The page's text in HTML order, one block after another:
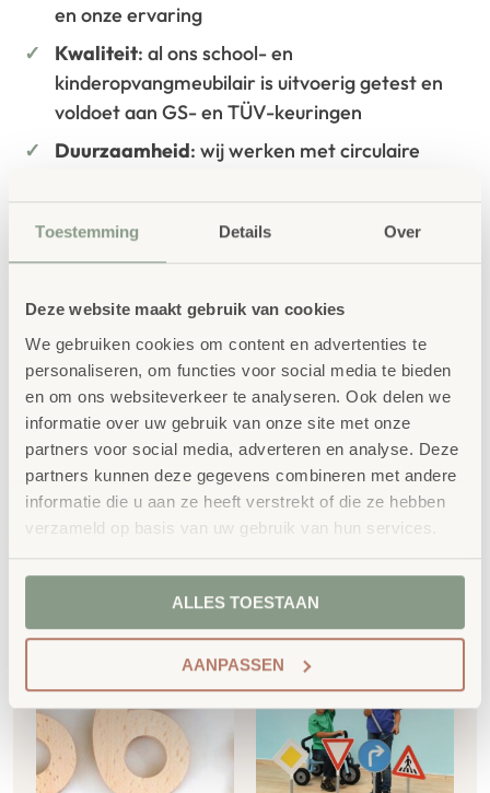
Toestemming Details Over
Deze website maakt gebruik van cookies
We gebruiken cookies om content en advertenties te
personaliseren, om functies voor social media te bieden
en om ons websiteverkeer te analyseren. Ook delen we
informatie over uw gebruik van onze site met onze
partners voor social media, adverteren en analyse. Deze
partners kunnen deze gegevens combineren met andere
informatie die u aan ze heeft verstrekt of die ze hebben
verzameld op basis van uw gebruik van hun services.
ALLES TOESTAAN
AANPASSEN
en onze ervaring
Kwaliteit: al ons school- en
kinderopvangmeubilair is uitvoerig getest en
voldoet aan GS- en TÜV-keuringen
Duurzaamheid: wij werken met circulaire
100% FSC-gecertificeerd Scandinavisch hout.
Daarnaast zelfs voorzien van het
milieukeurmerkEU-Ecolabel.
Extra informatie
SKU 86900
Gerelateerde
producten